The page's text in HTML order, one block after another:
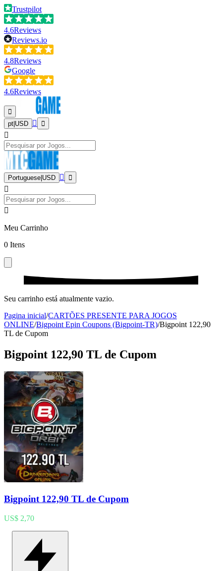
Trustpilot
4.6Reviews
Reviews.io
4.8Reviews
Google
4.6Reviews
pt USD
Portuguese USD
Meu Carrinho
0 Itens
Seu carrinho está atualmente vazio.
Pagina inicial/CARTÕES PRESENTE PARA JOGOS
ONLINE/Bigpoint Epin Coupons (Bigpoint-TR)/Bigpoint 122,90
TL de Cupom
Bigpoint 122,90 TL de Cupom
Bigpoint 122,90 TL de Cupom
US$ 2,70